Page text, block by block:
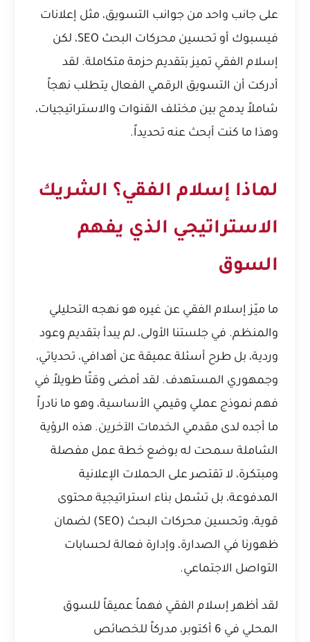
على جانب واحد من جوانب التسويق، مثل إعلانات
فيسبوك أو تحسين محركات البحث SEO، لكن
إسلام الفقي تميز بتقديم حزمة متكاملة. لقد
أدركت أن التسويق الرقمي الفعال يتطلب نهجاً
شاملاً يدمج بين مختلف القنوات والاستراتيجيات،
وهذا ما كنت أبحث عنه تحديداً.
لماذا إسلام الفقي؟ الشريك
الاستراتيجي الذي يفهم
السوق
ما ميّز إسلام الفقي عن غيره هو نهجه التحليلي
والمنظم. في جلستنا الأولى، لم يبدأ بتقديم وعود
وردية، بل طرح أسئلة عميقة عن أهدافي، تحدياتي،
وجمهوري المستهدف. لقد أمضى وقتًا طويلاً في
فهم نموذج عملي وقيمي الأساسية، وهو ما نادراً
ما أجده لدى مقدمي الخدمات الآخرين. هذه الرؤية
الشاملة سمحت له بوضع خطة عمل مفصلة
ومبتكرة، لا تقتصر على الحملات الإعلانية
المدفوعة، بل تشمل بناء استراتيجية محتوى
قوية، وتحسين محركات البحث (SEO) لضمان
ظهورنا في الصدارة، وإدارة فعالة لحسابات
التواصل الاجتماعي.
لقد أظهر إسلام الفقي فهماً عميقاً للسوق
المحلي في 6 أكتوبر، مدركاً للخصائص